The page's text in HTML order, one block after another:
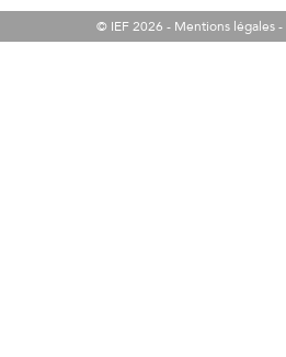
© IEF 2026 - Mentions légales-